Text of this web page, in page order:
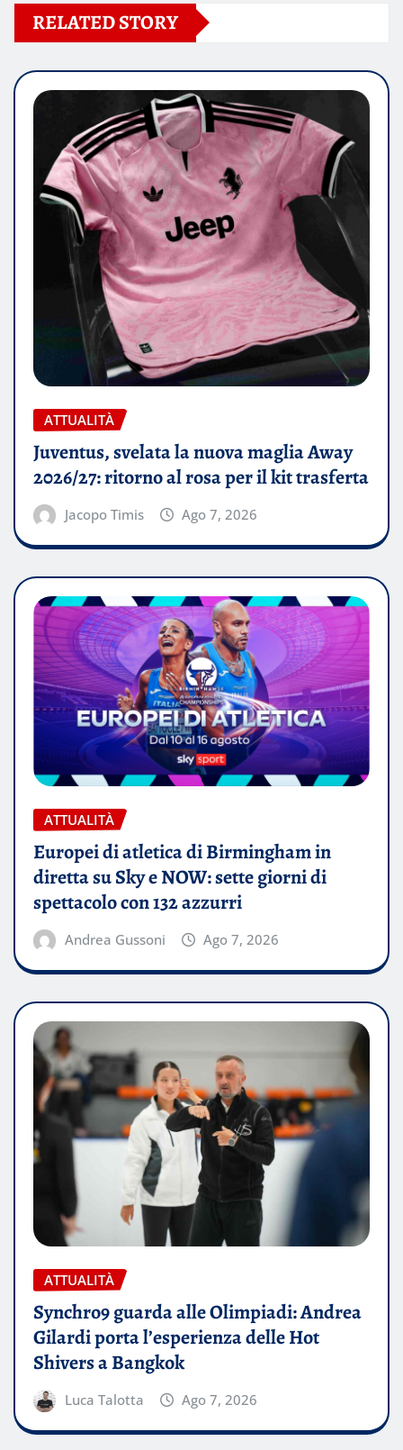
RELATED STORY
ATTUALITÀ
Juventus, svelata la nuova maglia Away
2026/27: ritorno al rosa per il kit trasferta
Jacopo Timis Ago 7, 2026
ATTUALITÀ
Europei di atletica di Birmingham in
diretta su Sky e NOW: sette giorni di
spettacolo con 132 azzurri
Andrea Gussoni Ago 7, 2026
ATTUALITÀ
Synchro9 guarda alle Olimpiadi: Andrea
Gilardi porta l’esperienza delle Hot
Shivers a Bangkok
Luca Talotta Ago 7, 2026